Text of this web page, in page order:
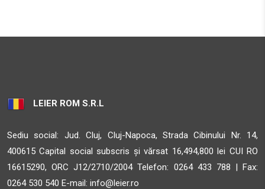
33.5 km
AMBIENT
STR. CALEA BARA?ILOR NR. 2, SAT ALBE?TI, COM. ALBE?
TI, JUD. MURE?
LEIER ROM S.R.L
Sediu social: Jud. Cluj, Cluj-Napoca, Strada Cibinului Nr. 14,
400615 Capital social subscris și vărsat 16,494,800 lei CUI RO
16615290, ORC J12/2710/2004 Telefon: 0264 433 788 | Fax:
0264 530 540 E-mail: info@leier.ro